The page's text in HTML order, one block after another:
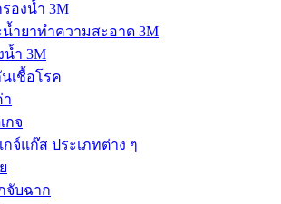
รองน้ำ 3M
น้ำยาทำความสะอาด 3M
น้ำ 3M
เชื้อโรค
า
กจ
กจ์แก๊ส ประเภทต่าง ๆ
จับฉาก